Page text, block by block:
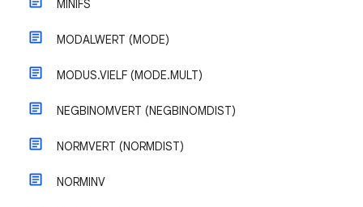
MINIFS
MODALWERT (MODE)
MODUS.VIELF (MODE.MULT)
NEGBINOMVERT (NEGBINOMDIST)
NORMVERT (NORMDIST)
NORMINV